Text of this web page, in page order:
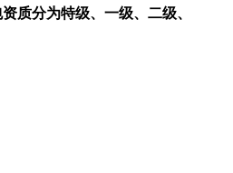
质分为特级、一级、二级、